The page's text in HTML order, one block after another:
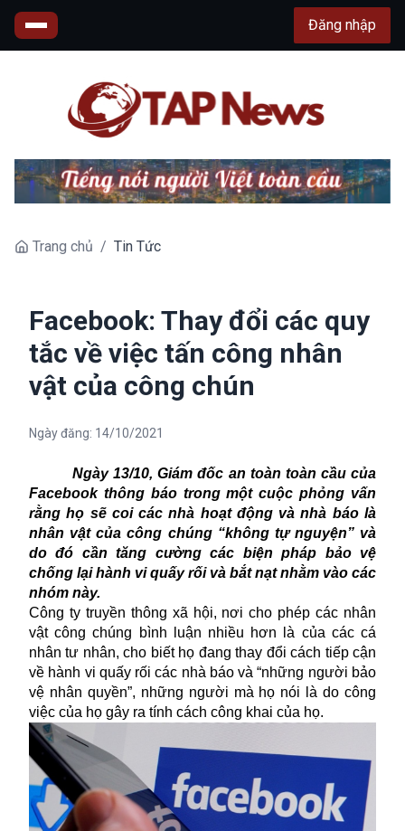
Đăng nhập
Trang chủ / Tin Tức
Facebook: Thay đổi các quy
tắc về việc tấn công nhân
vật của công chún
Ngày đăng: 14/10/2021
Ngày 13/10, Giám đốc an toàn toàn cầu của
Facebook thông báo trong một cuộc phỏng vấn
rằng họ sẽ coi các nhà hoạt động và nhà báo là
nhân vật của công chúng “không tự nguyện” và
do đó cần tăng cường các biện pháp bảo vệ
chống lại hành vi quấy rối và bắt nạt nhằm vào các
nhóm này.
Công ty truyền thông xã hội, nơi cho phép các nhân
vật công chúng bình luận nhiều hơn là của các cá
nhân tư nhân, cho biết họ đang thay đổi cách tiếp cận
về hành vi quấy rối các nhà báo và “những người bảo
vệ nhân quyền”, những người mà họ nói là do công
việc của họ gây ra tính cách công khai của họ.